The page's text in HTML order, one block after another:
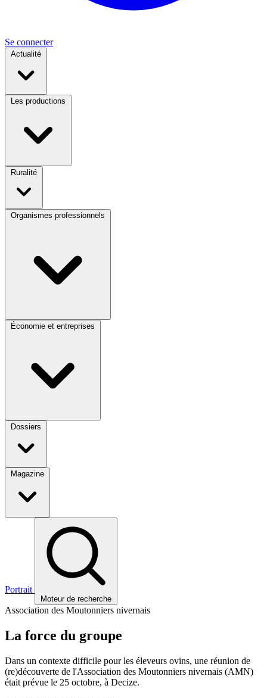
Se connecter
Actualité
Les productions
Ruralité
Organismes professionnels
Économie et entreprises
Dossiers
Magazine
Portrait
Moteur de recherche
Association des Moutonniers nivernais
La force du groupe
Dans un contexte difficile pour les éleveurs ovins, une réunion de
(re)découverte de l'Association des Moutonniers nivernais (AMN)
était prévue le 25 octobre, à Decize.